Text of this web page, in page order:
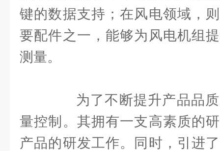
键的数据支持；在风电领域，
要配件之一，能够为风电机组
测量。
为了不断提升产品品质
量控制。其拥有一支高素质的
产品的研发工作。同时，引进